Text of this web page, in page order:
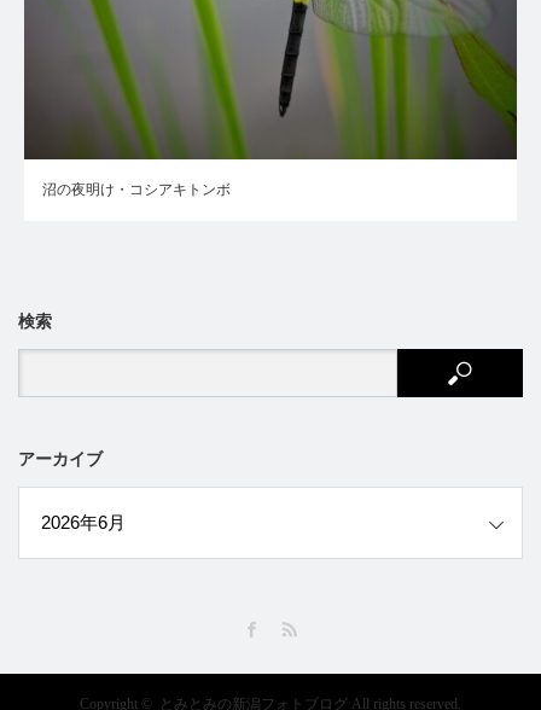
沼の夜明け・コシアキトンボ
検索
アーカイブ
Copyright © とみとみの新潟フォトブログ All rights reserved.